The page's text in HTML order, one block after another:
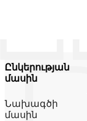
Ընկերության
մասին
Նախագծի
մասին